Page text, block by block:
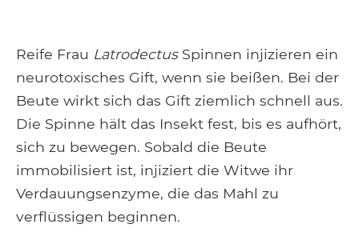
Reife Frau LatrodectusSpinnen injizieren ein
neurotoxisches Gift, wenn sie beißen. Bei der
Beute wirkt sich das Gift ziemlich schnell aus.
Die Spinne hält das Insekt fest, bis es aufhört,
sich zu bewegen. Sobald die Beute
immobilisiert ist, injiziert die Witwe ihr
Verdauungsenzyme, die das Mahl zu
verflüssigen beginnen.